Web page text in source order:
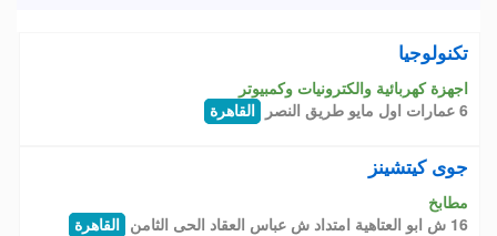
تكنولوجيا
اجهزة كهربائية والكترونيات وكمبيوتر
6 عمارات اول مايو طريق النصر
القاهرة
جوى كيتشينز
مطابخ
16 ش ابو العتاهية امتداد ش عباس العقاد الحى الثامن
القاهرة